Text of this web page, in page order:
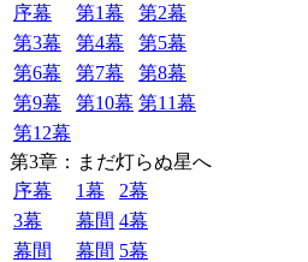
序幕
第1幕
第2幕
第3幕
第4幕
第5幕
第6幕
第7幕
第8幕
第9幕
第10幕 第11幕
第12幕
第3章：まだ灯らぬ星へ
序幕
1幕
2幕
3幕
幕間 4幕
幕間
幕間 5幕